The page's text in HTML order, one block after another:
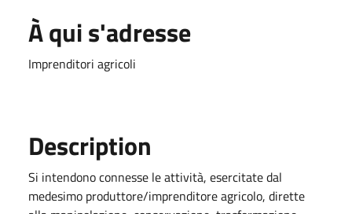
À qui s'adresse
Imprenditori agricoli
Description
Si intendono connesse le attività, esercitate dal
medesimo produttore/imprenditore agricolo, dirette